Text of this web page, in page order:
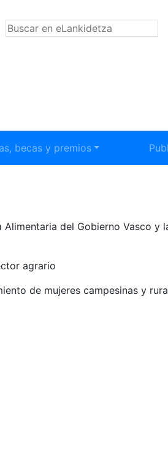
submenú:
becas y premios
del Gobierno Vasco y
agrario
de mujeres campesinas y